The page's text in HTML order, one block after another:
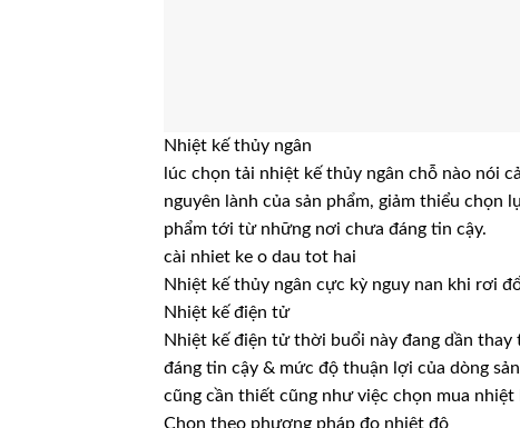
Nhiệt kế thủy ngân
lúc chọn tải nhiệt kế thủy ngân chỗ nào nói
nguyên lành của sản phẩm, giảm thiểu chọn
phẩm tới từ những nơi chưa đáng tin cậy.
cài nhiet ke o dau tot hai
Nhiệt kế thủy ngân cực kỳ nguy nan khi rơi
Nhiệt kế điện tử
Nhiệt kế điện tử thời buổi này đang dần
đáng tin cậy & mức độ thuận lợi của dòng
cũng cần thiết cũng như việc chọn mua
Chọn theo phương pháp đo nhiệt độ